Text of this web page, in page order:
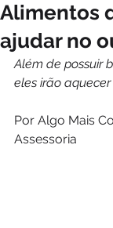
Alimentos
ajudar no
Além de possuir
eles irão
Por Algo Mais
Assessoria